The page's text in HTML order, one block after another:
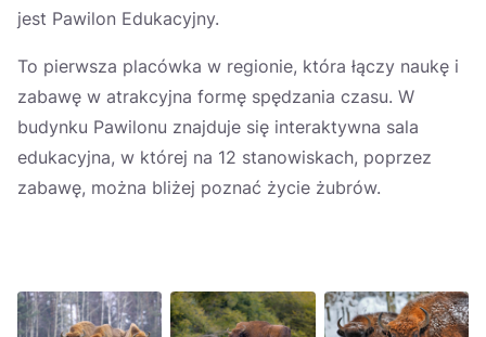
jest Pawilon Edukacyjny.
To pierwsza placówka w regionie, która łączy naukę i
zabawę w atrakcyjna formę spędzania czasu. W
budynku Pawilonu znajduje się interaktywna sala
edukacyjna, w której na 12 stanowiskach, poprzez
zabawę, można bliżej poznać życie żubrów.